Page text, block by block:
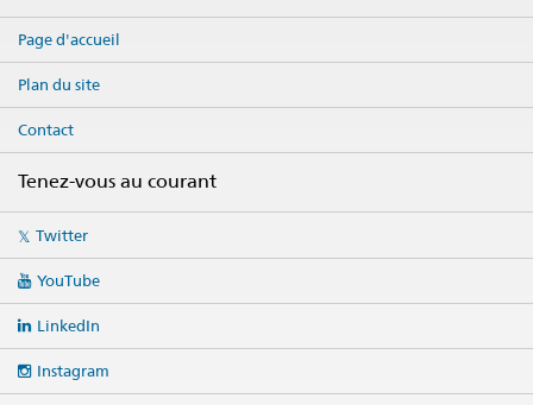
Page d'accueil
Plan du site
Contact
Tenez-vous au courant
mediaTwitter
YouTube
LinkedIn
Instagram